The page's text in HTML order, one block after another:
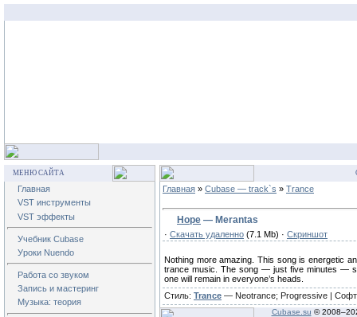
МЕНЮ САЙТА
Главная
VST инструменты
VST эффекты
Учебник Cubase
Уроки Nuendo
Работа со звуком
Запись и мастеринг
Музыка: теория
Главная » Cubase — track`s » Trance
Hope — Merantas
· Скачать удаленно (7.1 Mb) · Скриншот
Nothing more amazing. This song is energetic
trance music. The song — just five minutes —
one will remain in everyone’s heads.
Стиль: Trance — Neotrance; Progressive |
Cubase.su © 2008–